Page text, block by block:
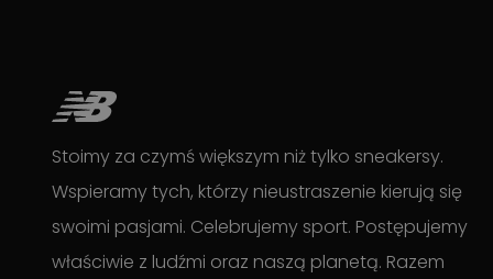
Stoimy za czymś większym niż tylko sneakersy.
Wspieramy tych, którzy nieustraszenie kierują się
swoimi pasjami. Celebrujemy sport. Postępujemy
właściwie z ludźmi oraz naszą planetą. Razem